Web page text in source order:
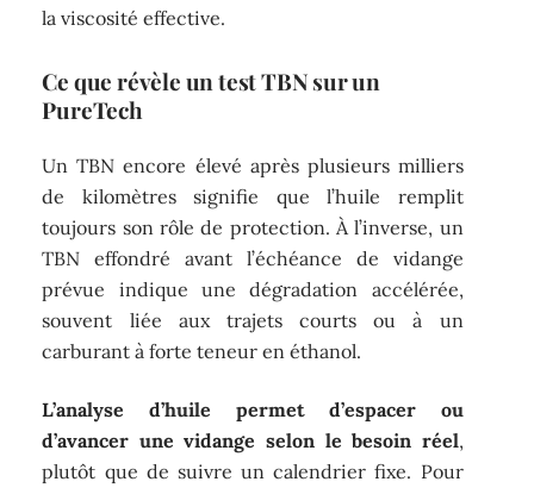
la viscosité effective.
Ce que révèle un test TBN sur un
PureTech
Un TBN encore élevé après plusieurs milliers
de kilomètres signifie que l’huile remplit
toujours son rôle de protection. À l’inverse, un
TBN effondré avant l’échéance de vidange
prévue indique une dégradation accélérée,
souvent liée aux trajets courts ou à un
carburant à forte teneur en éthanol.
L’analyse d’huile permet d’espacer ou
d’avancer une vidange selon le besoin réel,
plutôt que de suivre un calendrier fixe. Pour